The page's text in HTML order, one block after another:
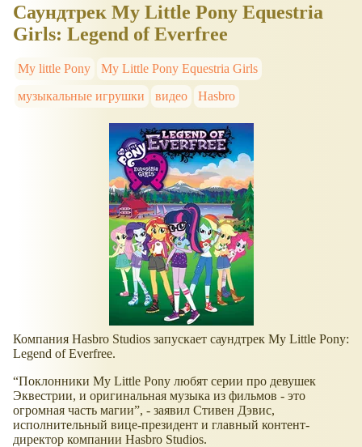
Саундтрек My Little Pony Equestria
Girls: Legend of Everfree
My little Pony
My Little Pony Equestria Girls
музыкальные игрушки
видео Hasbro
Компания Hasbro Studios запускает саундтрек My Little Pony:
Legend of Everfree.
“Поклонники My Little Pony любят серии про девушек
Эквестрии, и оригинальная музыка из фильмов - это
огромная часть магии”, - заявил Стивен Дэвис,
исполнительный вице-президент и главный контент-
директор компании Hasbro Studios.